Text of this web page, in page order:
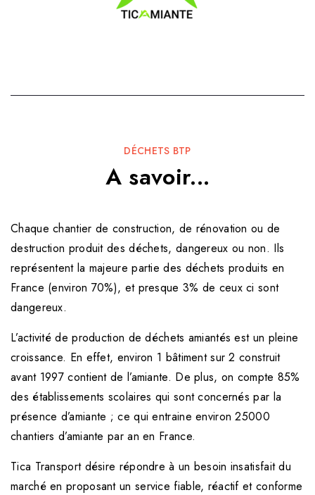
DÉCHETS BTP
A savoir...
Chaque chantier de construction, de rénovation ou de
destruction produit des déchets, dangereux ou non. Ils
représentent la majeure partie des déchets produits en
France (environ 70%), et presque 3% de ceux ci sont
dangereux.
L’activité de production de déchets amiantés est un pleine
croissance. En effet, environ 1 bâtiment sur 2 construit
avant 1997 contient de l’amiante. De plus, on compte 85%
des établissements scolaires qui sont concernés par la
présence d’amiante ; ce qui entraine environ 25000
chantiers d’amiante par an en France.
Tica Transport désire répondre à un besoin insatisfait du
marché en proposant un service fiable, réactif et conforme